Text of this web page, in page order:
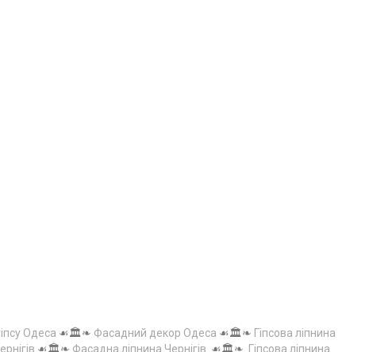
Одеса ☙🏛️❧ Фасадний декор Одеса ☙🏛️❧ Гіпсова ліпнина
☙🏛️❧ Фасадна ліпнина Чернігів ☙🏛️❧ Гіпсова ліпнина